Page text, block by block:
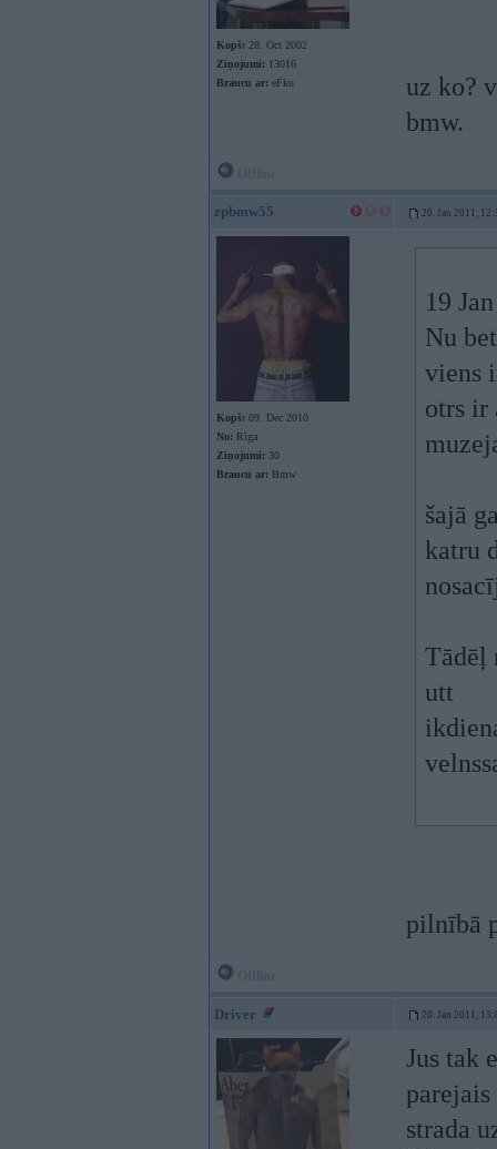
Kopš: 28. Oct 2002
Ziņojumi: 13016
Braucu ar: eFku
uz ko?
bmw.
zpbmw55 20. Jan 2011,
Kopš: 09. Dec 2010
No: Rīga
Ziņojumi: 30
Braucu ar: Bmw
19
Nu
viens
otrs ir
šajā
katru
Tādēļ
utt
pilnībā
Driver 20. Jan 2011,
Jus tak
strada